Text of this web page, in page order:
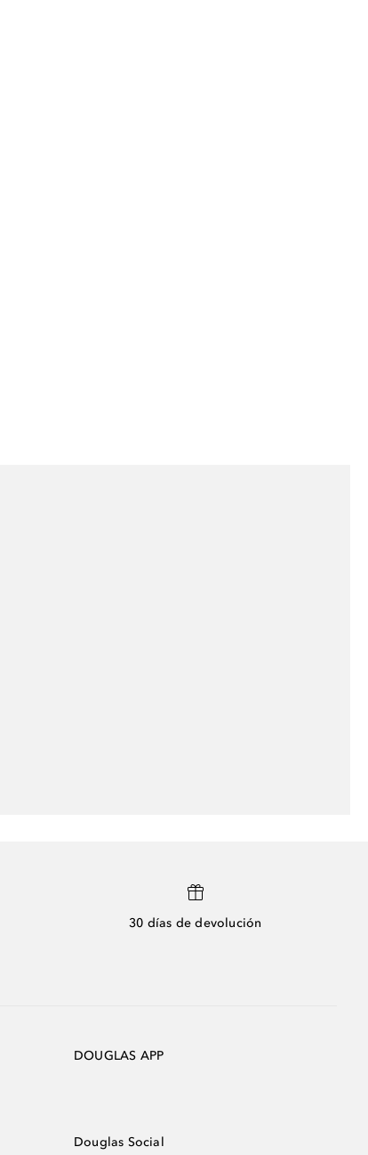
30 días de devolución
DOUGLAS APP
Douglas Social